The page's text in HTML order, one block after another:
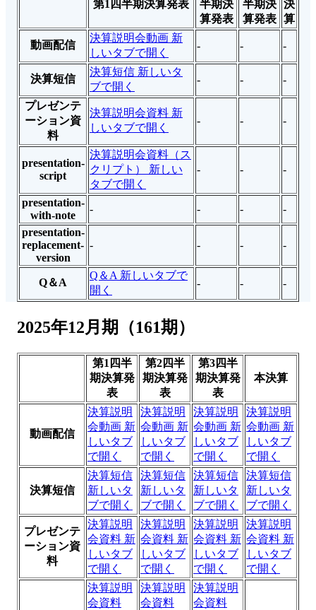
第1四半期決算発表
半期決
算発表
半期決
算発表
決
算
動画配信
決算説明会動画 新
しいタブで開く
- - -
決算短信
決算短信 新しいタ
ブで開く
- - -
プレゼンテ
ーション資
料
決算説明会資料 新
しいタブで開く
- - -
presentation-
script
決算説明会資料（ス
クリプト） 新しい
タブで開く
- - -
presentation-
with-note
- - -
-
presentation-
replacement-
version
- - - -
Q＆A
Q＆A 新しいタブで
開く
- - -
2025年12月期（161期）
第1四半
期決算発
表
第2四半
期決算発
表
第3四半
期決算発
表
本決算
動画配信
決算説明
会動画 新
しいタブ
で開く
決算説明
会動画 新
しいタブ
で開く
決算説明
会動画 新
しいタブ
で開く
決算説明
会動画 新
しいタブ
で開く
決算短信
決算短信
新しいタ
ブで開く
決算短信
新しいタ
ブで開く
決算短信
新しいタ
ブで開く
決算短信
新しいタ
ブで開く
プレゼンテ
ーション資
料
決算説明
会資料 新
しいタブ
で開く
決算説明
会資料 新
しいタブ
で開く
決算説明
会資料 新
しいタブ
で開く
決算説明
会資料 新
しいタブ
で開く
決算説明
会資料
決算説明
会資料
決算説明
会資料